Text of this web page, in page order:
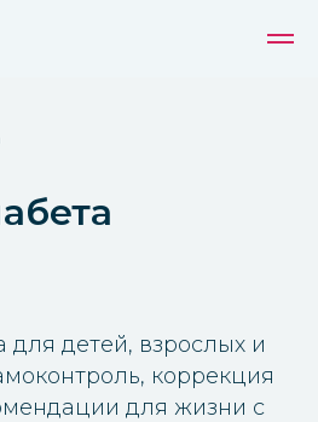
детей, взрослых и
коррекция
для жизни с